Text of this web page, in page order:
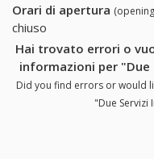
Orari di apertura
chiuso
Hai trovato errori o
informazioni per
Did you find errors or would
"Due Servizi